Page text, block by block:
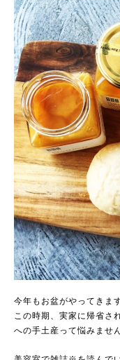
今年もお盆がやってきま
この時期、実家に帰省さ
への手土産って悩みませ